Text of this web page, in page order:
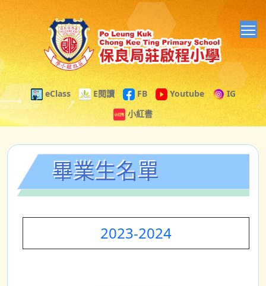
eClass E閱讀 FB Youtube
IG
小紅書
畢業生名單
2023-2024